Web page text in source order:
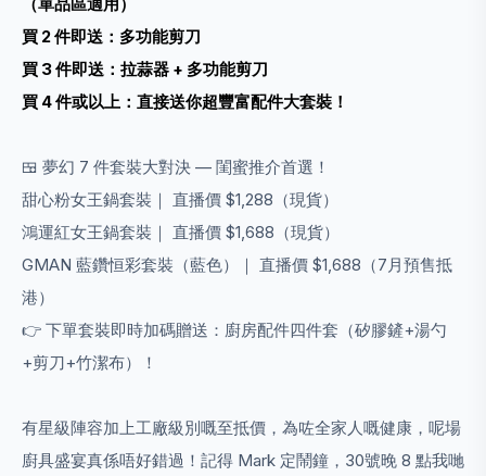
（單品區適用）
買 2 件即送：多功能剪刀
買 3 件即送：拉蒜器 + 多功能剪刀
買 4 件或以上：直接送你超豐富配件大套裝！
🍱 夢幻 7 件套裝大對決 — 閨蜜推介首選！
甜心粉女王鍋套裝｜ 直播價 $1,288（現貨）
鴻運紅女王鍋套裝｜ 直播價 $1,688（現貨）
GMAN 藍鑽恒彩套裝（藍色）｜ 直播價 $1,688（7月預售抵
港）
👉 下單套裝即時加碼贈送：廚房配件四件套（矽膠鏟+湯勺
+剪刀+竹潔布）！
有星級陣容加上工廠級別嘅至抵價，為咗全家人嘅健康，呢場
廚具盛宴真係唔好錯過！記得 Mark 定鬧鐘，30號晚 8 點我哋